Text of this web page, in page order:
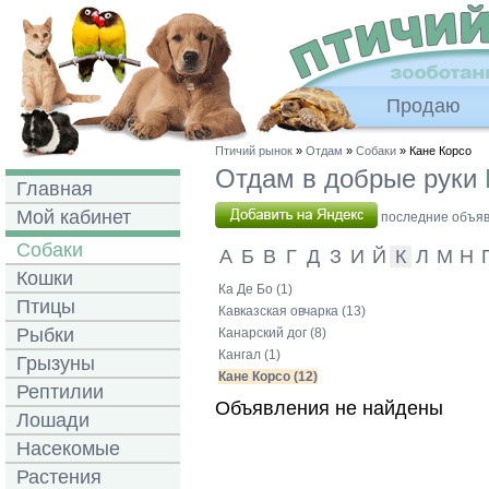
Продаю
Главная
Мой кабинет
Собаки
Кошки
Птицы
Рыбки
Грызуны
Рептилии
Лошади
Насекомые
Растения
Птичий рынок » Отдам » Собаки » Кане Корсо
Отдам в добрые руки
последние
А Б В Г Д З И Й К Л М Н
Ка Де Бо (1)
Кавказская овчарка (13)
Канарский дог (8)
Кангал (1)
Кане Корсо (12)
Объявления не найдены